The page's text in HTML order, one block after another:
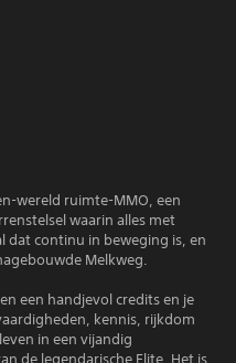
wereld ruimte-MMO, een
waarin alles met
dat continu in beweging is, en
Melkweg.
een handjevol credits en je
kennis, rijkdom
in een vijandig
de legendarische Elite. Het is